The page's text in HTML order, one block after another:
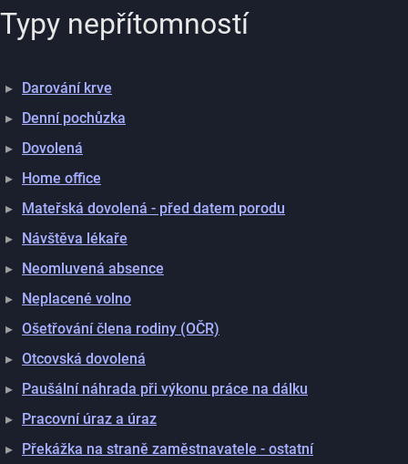
Typy nepřítomností
Darování krve
Denní pochůzka
Dovolená
Home office
Mateřská dovolená - před datem porodu
Návštěva lékaře
Neomluvená absence
Neplacené volno
Ošetřování člena rodiny (OČR)
Otcovská dovolená
Paušální náhrada při výkonu práce na dálku
Pracovní úraz a úraz
Překážka na straně zaměstnavatele - ostatní